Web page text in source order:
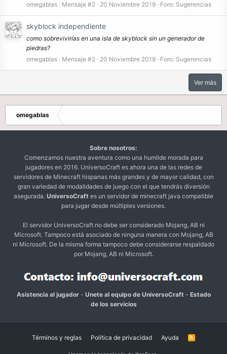
omegablas
Mensaje #2 20 Noviembre 2019 Foro: Sugerencias
skyblock independiente
como sobrevivirías en una isla de skyblock sin un generador de
piedras?
omegablas
Mensaje #2 20 Noviembre 2019 Foro: Sugerencias
Ver más
omegablas
Sobre nosotros:
Comenzamos nuestra aventura como una humilde morada para
jugadores en 2016. UniversoCraft es ahora una de las redes de
servidores de Minecraft hispanas más grandes y de mayor calidad, con
gran variedad de modalidades de juego con el que tendrás diversión
asegurada. UniversoCraft es un servidor de minecraft java compatible
para jugar desde múltiples versiones.
El servidor UniversoCraft no debe ser considerado Mojang, AB ni
Microsoft. Tampoco está asociado de ninguna manera con Mojang, AB
ni Microsoft. De la misma forma tampoco debe considerarse respaldado
por Mojang, AB ni Microsoft.
Asistencia al jugador- Unete al equipo de UniversoCraft - Estado
de los servicios
Términos y reglas Política de privacidad Ayuda
R